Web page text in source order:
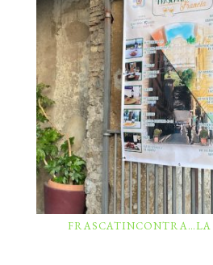
FRASCATINCONTRA…LA